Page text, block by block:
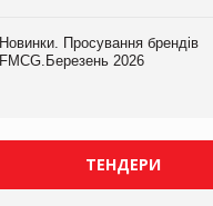
Новинки. Просування брендів
FMCG.Березень 2026
ТЕНДЕРИ